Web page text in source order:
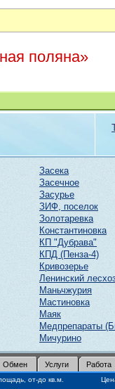
поляна»
Засека
Засечное
Засурье
ЗИФ, поселок
Золотаревка
Константиновка
КП "Дубрава"
КПД (Пенза-4)
Кривозерье
Ленинский
Маньчжурия
Мастиновка
Маяк
Медпрепараты
Мичурино
Обмен Услуги Работа
от-до кв.м.